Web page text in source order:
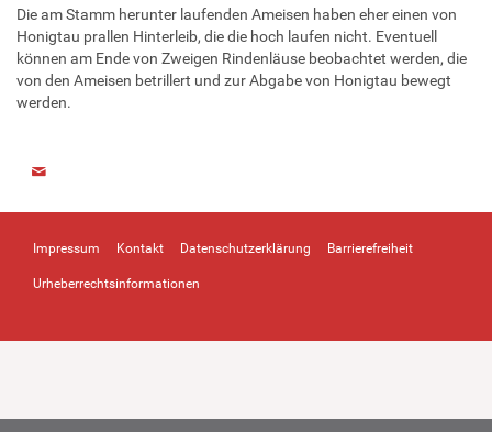
Die am Stamm herunter laufenden Ameisen haben eher einen von
Honigtau prallen Hinterleib, die die hoch laufen nicht. Eventuell
können am Ende von Zweigen Rindenläuse beobachtet werden, die
von den Ameisen betrillert und zur Abgabe von Honigtau bewegt
werden.
Impressum Kontakt Datenschutzerklärung Barrierefreiheit
Urheberrechtsinformationen